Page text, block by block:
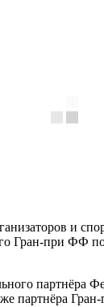
и
Гран-при ФФ
партнёра
партнёра